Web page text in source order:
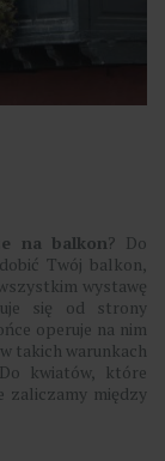
na balkon? Do
Twój balkon,
wystawę
się od strony
operuje na nim
takich warunkach
kwiatów, które
zaliczamy między